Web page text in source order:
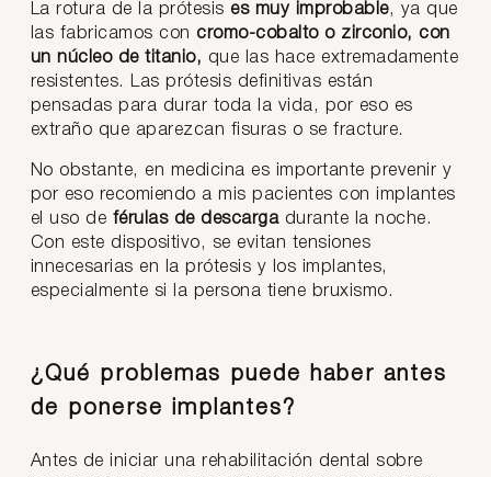
La rotura de la prótesis es muy improbable, ya que
las fabricamos con cromo-cobalto o zirconio, con
un núcleo de titanio, que las hace extremadamente
resistentes. Las prótesis definitivas están
pensadas para durar toda la vida, por eso es
extraño que aparezcan fisuras o se fracture.
No obstante, en medicina es importante prevenir y
por eso recomiendo a mis pacientes con implantes
el uso de férulas de descargadurante la noche.
Con este dispositivo, se evitan tensiones
innecesarias en la prótesis y los implantes,
especialmente si la persona tiene bruxismo.
¿Qué problemas puede haber antes
de ponerse implantes?
Antes de iniciar una rehabilitación dental sobre